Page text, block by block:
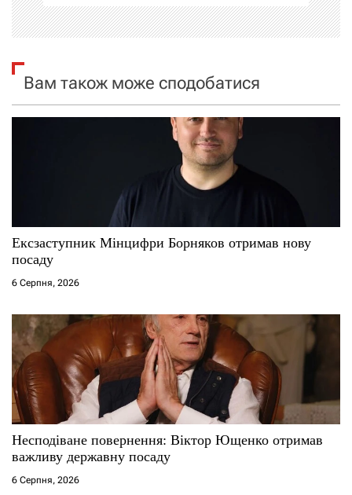
і
а
с
і
в
Вам також може сподобатися
Ексзаступник Мінцифри Борняков отримав нову
посаду
6 Серпня, 2026
Несподіване повернення: Віктор Ющенко отримав
важливу державну посаду
6 Серпня, 2026